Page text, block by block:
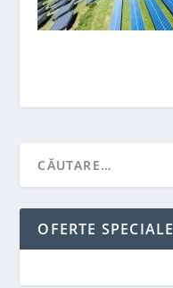
OFERTE SPECIALE